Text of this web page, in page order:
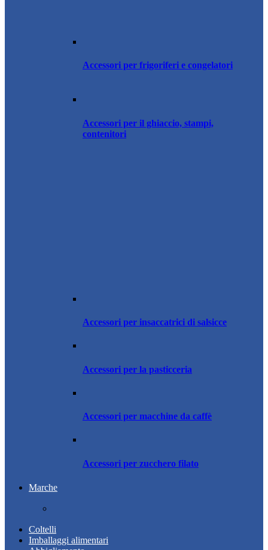
Accessori per frigoriferi e congelatori
Accessori per il ghiaccio, stampi,
contenitori
Accessori per insaccatrici di salsicce
Accessori per la pasticceria
Accessori per macchine da caffè
Accessori per zucchero filato
Marche
Coltelli
Imballaggi alimentari